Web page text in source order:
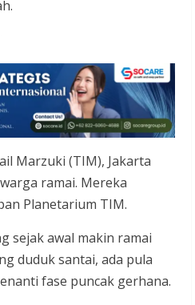
Marzuki (TIM), Jakarta
ramai. Mereka
Planetarium TIM.
sejak awal makin ramai
duduk santai, ada pula
fase puncak gerhana.